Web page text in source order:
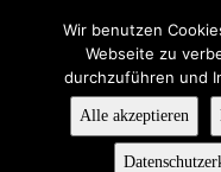
Wir benutzen
Webseite zu
durchzuführen und
Alle akzeptieren